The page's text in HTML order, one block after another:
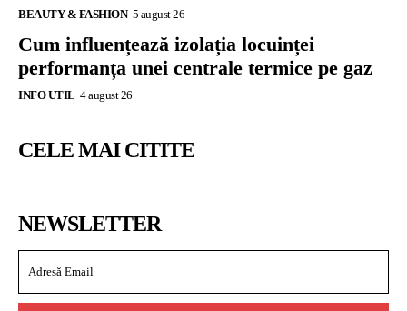
BEAUTY & FASHION 5 august 26
Cum influențează izolația locuinței
performanța unei centrale termice pe gaz
INFO UTIL 4 august 26
CELE MAI CITITE
NEWSLETTER